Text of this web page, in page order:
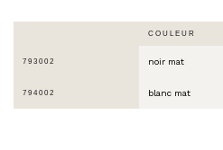
COULEUR
793002 noir mat
794002 blanc mat